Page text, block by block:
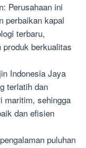
Perusahaan ini
perbaikan kapal
terbaru,
produk berkualitas
Indonesia Jaya
terlatih dan
maritim, sehingga
dan efisien
puluhan